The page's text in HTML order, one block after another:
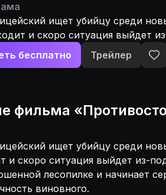
ищет убийцу среди
и скоро ситуация выйдет
ними в заброшенной лесопилке
выяснить личность
бесплатно Трейлер
фильма «
ищет убийцу среди
и скоро ситуация выйдет из-
лесопилке и начинает
виновного.